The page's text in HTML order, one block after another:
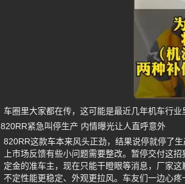
车圈里大家都在传，这可能是最近几年机车行业
820RR紧急叫停生产 内情曝光让人直呼意外
820RR这款车本来风头正劲，结果说停就停了
上市场反馈有些小问题需要整改。暂停交付这
定金的准车主，现在只能干瞪眼等消息，厂家
不定性能更稳定、外观更拉风。车友们一边心